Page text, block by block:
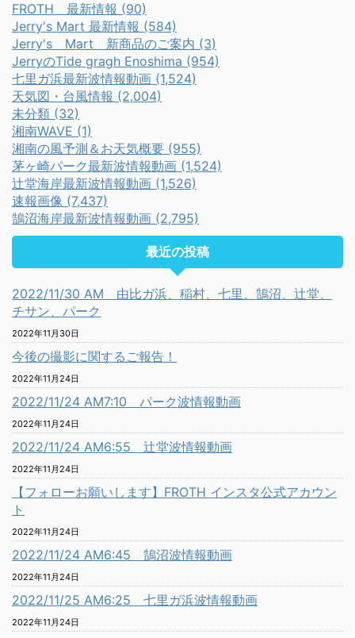
FROTH 最新情報 (90)
Jerry's Mart 最新情報 (584)
Jerry's Mart 新商品のご案内 (3)
JerryのTide gragh Enoshima (954)
七里ガ浜最新波情報動画 (1,524)
天気図・台風情報 (2,004)
未分類 (32)
湘南WAVE (1)
湘南の風予測＆お天気概要 (955)
茅ヶ崎パーク最新波情報動画 (1,524)
辻堂海岸最新波情報動画 (1,526)
速報画像 (7,437)
鵠沼海岸最新波情報動画 (2,795)
最近の投稿
2022/11/30 AM 由比ガ浜、稲村、七里、鵠沼、辻堂、
チサン、パーク
2022年11月30日
今後の撮影に関するご報告！
2022年11月24日
2022/11/24 AM7:10 パーク波情報動画
2022年11月24日
2022/11/24 AM6:55 辻堂波情報動画
2022年11月24日
【フォローお願いします】FROTH インスタ公式アカウン
ト
2022年11月24日
2022/11/24 AM6:45 鵠沼波情報動画
2022年11月24日
2022/11/25 AM6:25 七里ガ浜波情報動画
2022年11月24日